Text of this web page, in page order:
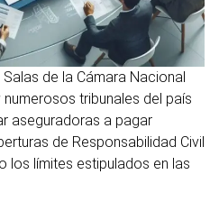
de la Cámara Nacional
tribunales del país
aseguradoras a pagar
de Responsabilidad Civil
los límites estipulados en las